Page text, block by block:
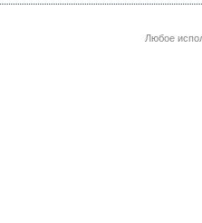
Любое